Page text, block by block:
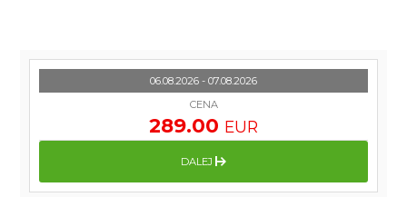
06.08.2026 - 07.08.2026
CENA
289.00 EUR
DALEJ